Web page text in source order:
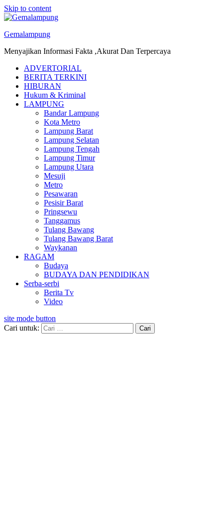
Skip to content
Gemalampung
Menyajikan Informasi Fakta ,Akurat Dan Terpercaya
ADVERTORIAL
BERITA TERKINI
HIBURAN
Hukum & Kriminal
LAMPUNG
Bandar Lampung
Kota Metro
Lampung Barat
Lampung Selatan
Lampung Tengah
Lampung Timur
Lampung Utara
Mesuji
Metro
Pesawaran
Pesisir Barat
Pringsewu
Tanggamus
Tulang Bawang
Tulang Bawang Barat
Waykanan
RAGAM
Budaya
BUDAYA DAN PENDIDIKAN
Serba-serbi
Berita Tv
Video
site mode button
Cari untuk: